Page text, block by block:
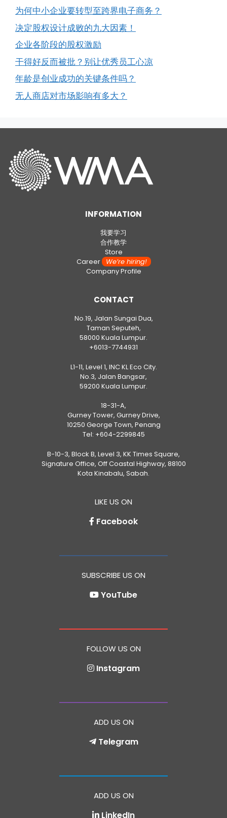
为何中小企业要转型至跨界电子商务？
决定股权设计成败的九大因素！
企业各阶段的股权激励
干得好反而被批？别让优秀员工心凉
年龄是创业成功的关键条件吗？
无人商店对市场影响有多大？
INFORMATION
我要学习
合作教学
Store
CareerWe’re hiring!
Company Profile
CONTACT
No.19, Jalan Sungai Dua,
Taman Seputeh,
58000 Kuala Lumpur.
+6013-7744931
L1-11, Level 1, INC KL Eco City.
No.3, Jalan Bangsar,
59200 Kuala Lumpur.
18-31-A,
Gurney Tower, Gurney Drive,
10250 George Town, Penang
Tel: +604-2299845
B-10-3, Block B, Level 3, KK Times Square,
Signature Office, Off Coastal Highway, 88100
Kota Kinabalu, Sabah.
LIKE US ON
Facebook
SUBSCRIBE US ON
YouTube
FOLLOW US ON
Instagram
ADD US ON
Telegram
ADD US ON
LinkedIn